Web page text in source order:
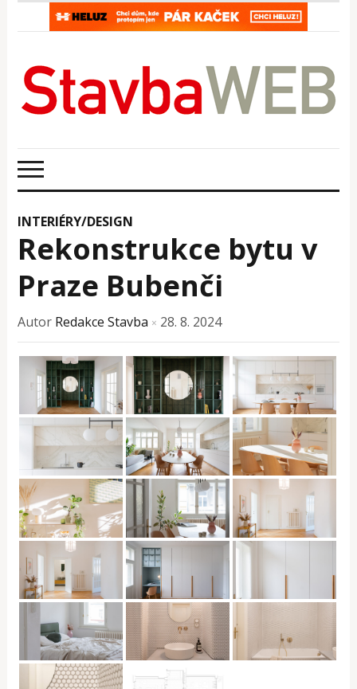
INTERIÉRY/DESIGN
Rekonstrukce bytu v
Praze Bubenči
Autor Redakce Stavba × 28. 8. 2024